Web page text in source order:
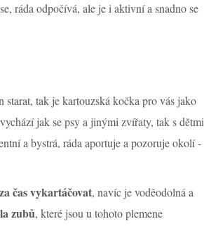
ráda odpočívá, ale je i aktivní a snadno se
starat, tak je kartouzská kočka pro vás jako
jak se psy a jinými zvířaty, tak s dětmi
a bystrá, ráda aportuje a pozoruje okolí -
čas vykartáčovat, navíc je voděodolná a
zubů, které jsou u tohoto plemene